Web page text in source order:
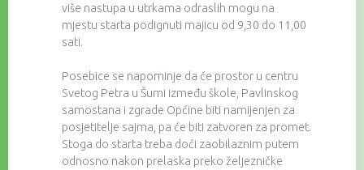
više nastupa u utrkama odraslih mogu na
mjestu starta podignuti majicu od 9,30 do 11,00
sati.
Posebice se napominje da će prostor u centru
Svetog Petra u Šumi između škole, Pavlinskog
samostana i zgrade Općine biti namijenjen za
posjetitelje sajma, pa će biti zatvoren za promet.
Stoga do starta treba doći zaobilaznim putem
odnosno nakon prelaska preko željezničke